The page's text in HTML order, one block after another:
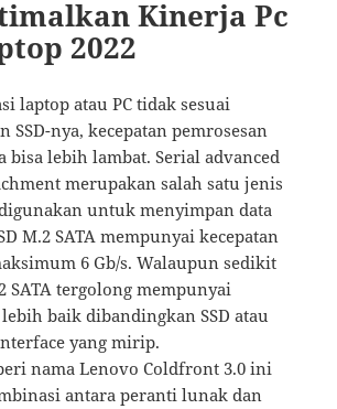
Kinerja Pc
2022
laptop atau PC tidak sesuai
SSD-nya, kecepatan pemrosesan
bisa lebih lambat. Serial advanced
merupakan salah satu jenis
untuk menyimpan data
M.2 SATA mempunyai kecepatan
6 Gb/s. Walaupun sedikit
SATA tergolong mempunyai
baik dibandingkan SSD atau
yang mirip.
nama Lenovo Coldfront 3.0 ini
antara peranti lunak dan